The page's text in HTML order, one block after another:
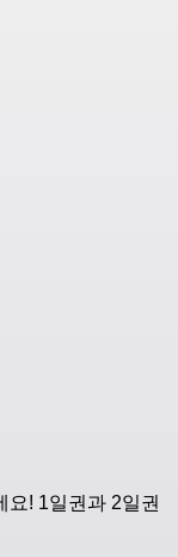
요! 1일권과 2일권